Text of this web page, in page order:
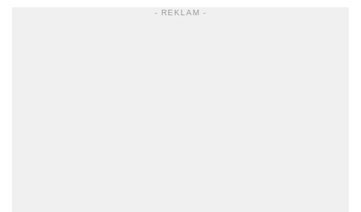
- REKLAM -